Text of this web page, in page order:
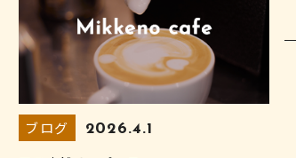
ブログ 2026.4.1